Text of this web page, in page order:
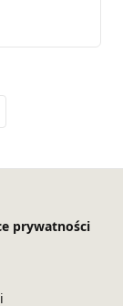
prywatności